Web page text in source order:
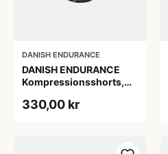
DANISH ENDURANCE
DANISH ENDURANCE
Kompressionsshorts,
330,00 kr